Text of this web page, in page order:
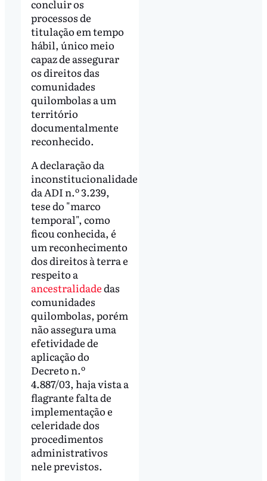
concluir os
processos de
titulação em tempo
hábil, único meio
capaz de assegurar
os direitos das
comunidades
quilombolas a um
território
documentalmente
reconhecido.
A declaração da
inconstitucionalidade
da ADI n.º 3.239,
tese do "marco
temporal", como
ficou conhecida, é
um reconhecimento
dos direitos à terra e
respeito a
ancestralidadedas
comunidades
quilombolas, porém
não assegura uma
efetividade de
aplicação do
Decreto n.º
4.887/03, haja vista a
flagrante falta de
implementação e
celeridade dos
procedimentos
administrativos
nele previstos.